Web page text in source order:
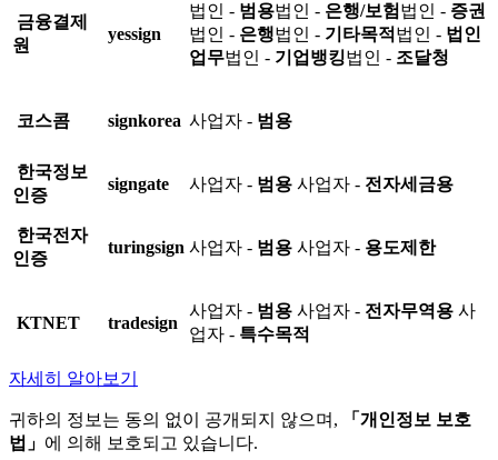
금융결제
원
yessign
법인 - 범용법인 - 은행/보험 법인 - 증권
법인 - 은행법인 - 기타목적 법인 - 법인
업무법인 - 기업뱅킹법인 - 조달청
코스콤 signkorea 사업자 - 범용
한국정보
인증
signgate 사업자 - 범용 사업자 - 전자세금용
한국전자
인증
turingsign 사업자 - 범용 사업자 - 용도제한
KTNET tradesign
사업자 - 범용 사업자 - 전자무역용 사
업자 - 특수목적
자세히 알아보기
귀하의 정보는 동의 없이 공개되지 않으며,
「개인정보 보호
법」 에 의해 보호되고 있습니다.